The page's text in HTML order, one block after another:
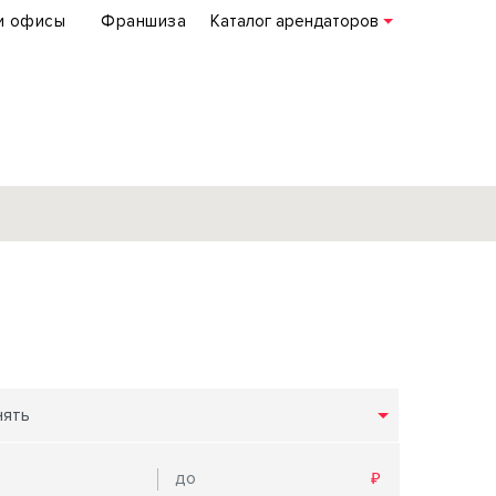
офисы Франшиза Каталог арендаторов